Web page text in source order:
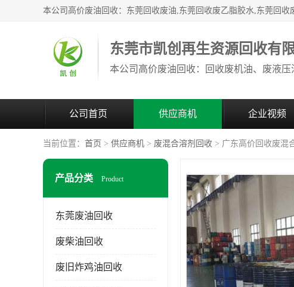
东莞市凯创再生资源回收有
公司首页 供应商机 企业视频
当前位置： 首页 > 供应商机 > 废混合溶剂回收 > 广东高价回收废混
产品分类 Product
东莞废油回收
废柴油回收
废旧炸鸡油回收